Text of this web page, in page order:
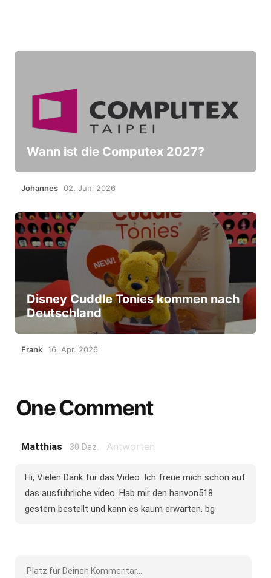
Wann ist die Computex 2027?
Johannes 02. Juni 2026
Disney Cuddle Tonies kommen nach
Deutschland
Frank 16. Apr. 2026
One Comment
Matthias 30 Dez. Antworten
Hi, Vielen Dank für das Video. Ich freue mich schon auf
das ausführliche video. Hab mir den hanvon518
gestern bestellt und kann es kaum erwarten. bg